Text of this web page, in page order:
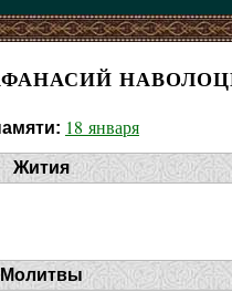
18 января
Жития
Молитвы